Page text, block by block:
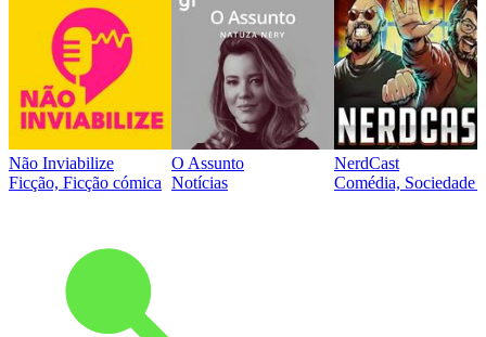
Não Inviabilize
Ficção, Ficção cómica
O Assunto
Notícias
NerdCast
Comédia, Sociedade